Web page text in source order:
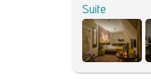
Suite